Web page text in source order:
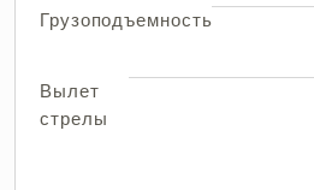
Грузоподъемность
Вылет
стрелы